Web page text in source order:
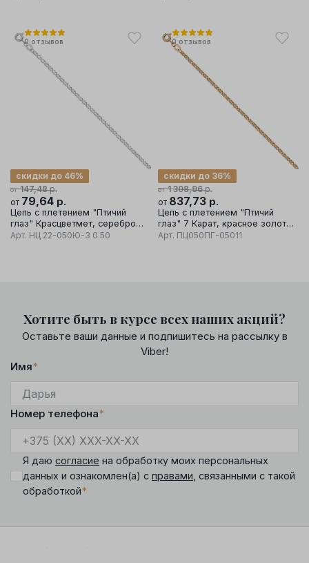
0 отзывов
от 147,48р.
скидки до 46%
от 79,64 р.
Цепь с плетением "Птичий
глаз" Красцветмет, серебро
925 проба
Арт. НЦ 22-050Ю-3 0.50
0 отзывов
от 1 308,96р.
скидки до 36%
от 837,73 р.
Цепь с плетением "Птичий
глаз" 7 Карат, красное золото
585 проба
Арт. ПЦ050ПГ-05011
Хотите быть в курсе всех наших акций?
Оставьте ваши данные и подпишитесь на рассылку в
Viber!
Имя*
Номер телефона*
Я даю согласие на обработку моих персональных
данных и ознакомлен(а) с правами , связанными с такой
обработкой*